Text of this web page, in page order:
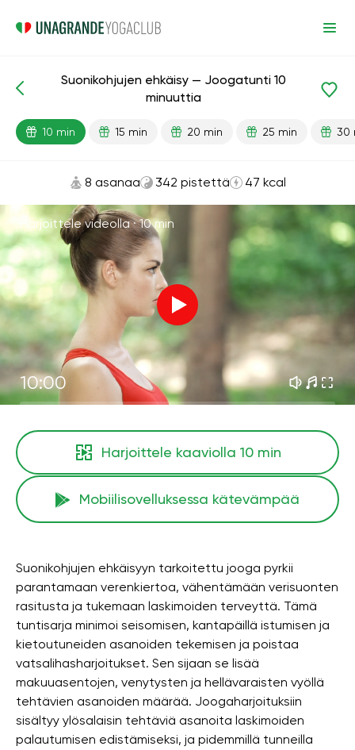
Suonikohjut
Suonikohjujen ehkäisy — Joogatunti 10
minuuttia
10 min 15 min 20 min 25 min 30
8 asanaa 342 pistettä 47 kcal
Harjoittele videolla ·10 min
10:00
Harjoittele kaaviolla 10 min
Mobiilisovelluksessa kätevämpää
Suonikohjujen ehkäisyyn tarkoitettu jooga pyrkii
parantamaan verenkiertoa, vähentämään verisuonten
rasitusta ja tukemaan laskimoiden terveyttä. Tämä
tuntisarja minimoi seisomisen, kantapäillä istumisen ja
kietoutuneiden asanoiden tekemisen ja poistaa
vatsalihasharjoitukset. Sen sijaan se lisää
makuuasentojen, venytysten ja hellävaraisten vyöllä
tehtävien asanoiden määrää. Joogaharjoituksiin
sisältyy ylösalaisin tehtäviä asanoita laskimoiden
palautumisen edistämiseksi, ja pidemmillä tunneilla